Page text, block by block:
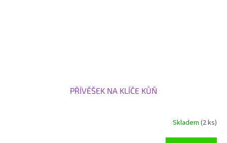
PŘÍVĚŠEK NA KLÍČE KŮŇ
Skladem (2 ks)